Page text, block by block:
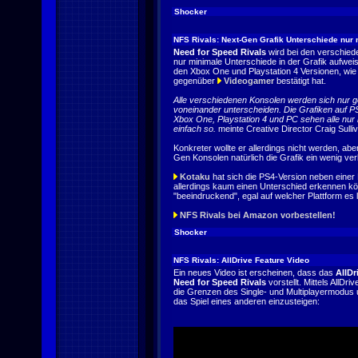
Shocker
NFS Rivals: Next-Gen Grafik Unterschiede nur
Need for Speed Rivals wird bei den
nur minimale Unterschiede in der Grafik
den Xbox One und Playstation 4 Versionen,
gegenüber
Videogamer bestätigt hat.
Alle verschiedenen Konsolen werden sich nur
voneinander unterscheiden. Die Grafiken auf
Xbox One, Playstation 4 und PC sehen alle
einfach so. meinte Creative Director Craig
Konkreter wollte er allerdings nicht werden,
Gen Konsolen natürlich die Grafik ein wenig
Kotaku hat sich die PS4-Version neben
allerdings kaum einen Unterschied erkennen
"beeindruckend", egal auf welcher Plattform es
NFS Rivals bei Amazon vorbestellen!
Shocker
NFS Rivals: AllDrive Feature Video
Ein neues Video ist erscheinen, dass das
Need for Speed Rivals vorstellt. Mittels
die Grenzen des Single- und Multiplayermodus
das Spiel eines anderen einzusteigen: